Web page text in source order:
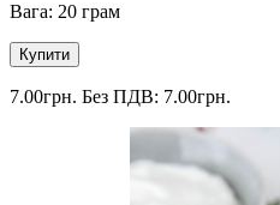
Вага: 20 грам
Купити
7.00грн. Без ПДВ: 7.00грн.